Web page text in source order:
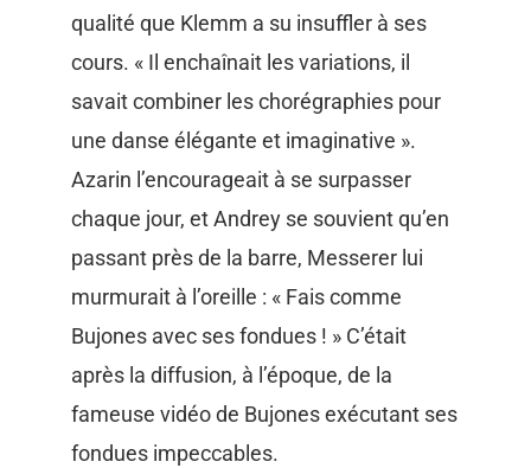
qualité que Klemm a su insuffler à ses
cours. « Il enchaînait les variations, il
savait combiner les chorégraphies pour
une danse élégante et imaginative ».
Azarin l’encourageait à se surpasser
chaque jour, et Andrey se souvient qu’en
passant près de la barre, Messerer lui
murmurait à l’oreille : « Fais comme
Bujones avec ses fondues ! » C’était
après la diffusion, à l’époque, de la
fameuse vidéo de Bujones exécutant ses
fondues impeccables.